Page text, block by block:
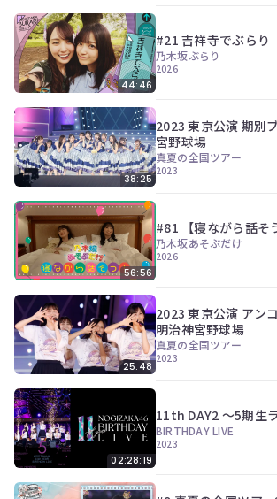
44:46
#21 吉祥寺でぶらり
乃木坂ぶらり
2026
38:25
2023 東京公演 期別
宮野球場
真夏の全国ツアー
2023
56:56
#81 【寝ながら話そ
乃木坂あそぶだけ
2026
25:48
2023 東京公演 アン
明治神宮野球場
真夏の全国ツアー
2023
02:28:19
11th DAY2 ～5期生
BIRTHDAY LIVE
2023